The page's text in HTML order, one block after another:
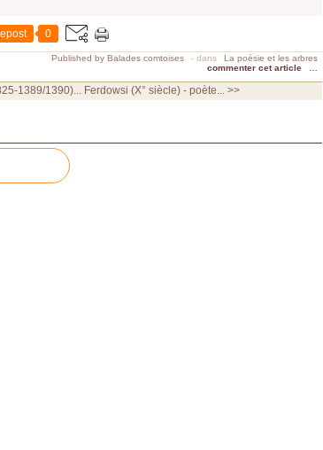
0
Published by Balades comtoises - dans
La poésie et les arbres
commenter cet article
1389/1390)... Ferdowsi (X° siècle) - poète... >>